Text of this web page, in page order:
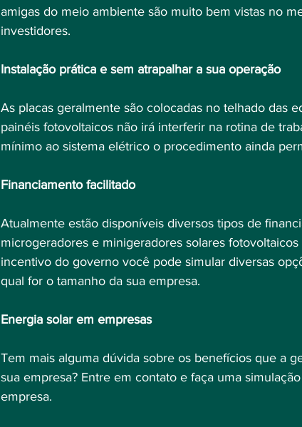
amigas do meio ambiente são muito bem vistas no
investidores.
Instalação prática e sem atrapalhar a sua operação
As placas geralmente são colocadas no telhado das
painéis fotovoltaicos não irá interferir na rotina de
mínimo ao sistema elétrico o procedimento ainda
Financiamento facilitado
Atualmente estão disponíveis diversos tipos de
microgeradores e minigeradores solares
incentivo do governo você pode simular diversas
qual for o tamanho da sua empresa.
Energia solar em empresas
Tem mais alguma dúvida sobre os benefícios que a
sua empresa? Entre em contato e faça uma
empresa.